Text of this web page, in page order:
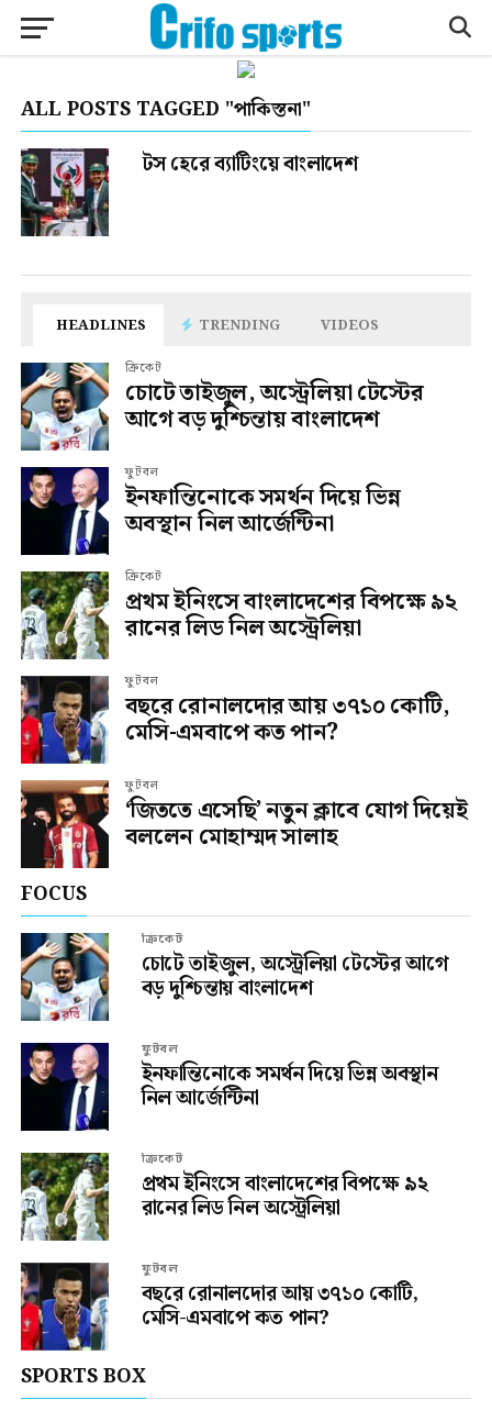
ALL POSTS TAGGED "পাকিস্তনা"
টস হেরে ব্যাটিংয়ে বাংলাদেশ
HEADLINES TRENDING VIDEOS
ক্রিকেট
চোটে তাইজুল, অস্ট্রেলিয়া টেস্টের
আগে বড় দুশ্চিন্তায় বাংলাদেশ
ফুটবল
ইনফান্তিনোকে সমর্থন দিয়ে ভিন্ন
অবস্থান নিল আর্জেন্টিনা
ক্রিকেট
প্রথম ইনিংসে বাংলাদেশের বিপক্ষে ৯২
রানের লিড নিল অস্ট্রেলিয়া
ফুটবল
বছরে রোনালদোর আয় ৩৭১০ কোটি,
মেসি-এমবাপে কত পান?
ফুটবল
‘জিততে এসেছি’ নতুন ক্লাবে যোগ দিয়েই
বললেন মোহাম্মদ সালাহ
FOCUS
ক্রিকেট
চোটে তাইজুল, অস্ট্রেলিয়া টেস্টের আগে
বড় দুশ্চিন্তায় বাংলাদেশ
ফুটবল
ইনফান্তিনোকে সমর্থন দিয়ে ভিন্ন অবস্থান
নিল আর্জেন্টিনা
ক্রিকেট
প্রথম ইনিংসে বাংলাদেশের বিপক্ষে ৯২
রানের লিড নিল অস্ট্রেলিয়া
ফুটবল
বছরে রোনালদোর আয় ৩৭১০ কোটি,
মেসি-এমবাপে কত পান?
SPORTS BOX